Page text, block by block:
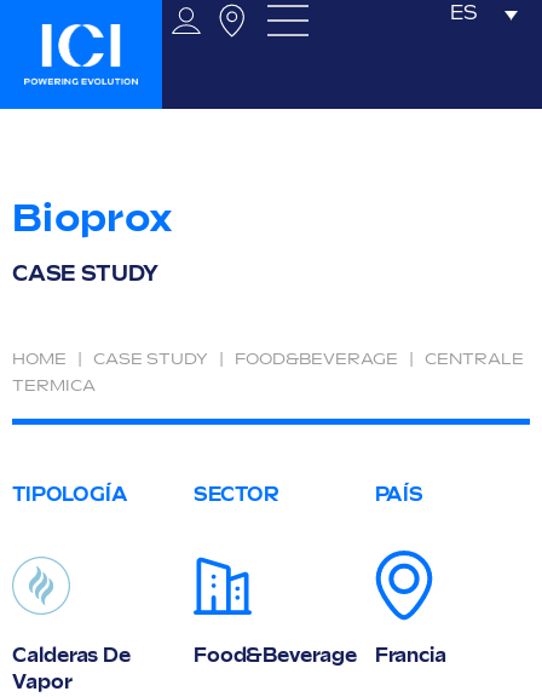
ES
Bioprox
CASE STUDY
HOME CASE STUDY FOOD&BEVERAGE
CENTRALE
TERMICA
TIPOLOGÍA
Calderas De
Vapor
SECTOR
Food&Beverage
PAÍS
Francia